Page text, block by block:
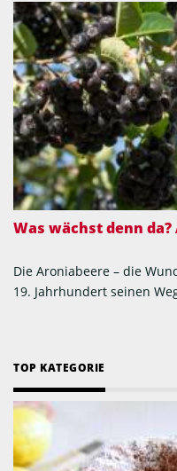
Was wächst denn
Die Aroniabeere – die
19. Jahrhundert seinen
TOP KATEGORIE